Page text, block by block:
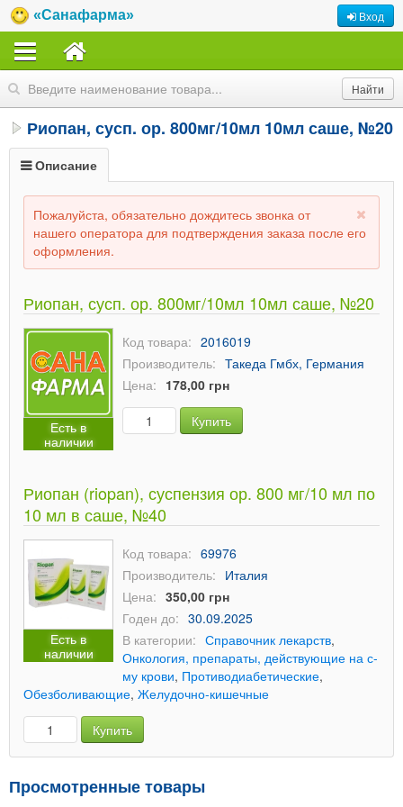
«Санафарма» Вход
Риопан, сусп. ор. 800мг/10мл 10мл саше, №20
Описание
Пожалуйста, обязательно дождитесь звонка от
нашего оператора для подтверждения заказа после его
оформления.
Риопан, сусп. ор. 800мг/10мл 10мл саше, №20
Есть в
наличии
Код товара: 2016019
Производитель: Такеда Гмбх, Германия
Цена: 178,00 грн
Купить
Риопан (riopan), суспензия ор. 800 мг/10 мл по
10 мл в саше, №40
Есть в
наличии
Код товара: 69976
Производитель: Италия
Цена: 350,00 грн
Годен до: 30.09.2025
В категории: Справочник лекарств,
Онкология, препараты, действующие на с-
му крови, Противодиабетические,
Обезболивающие, Желудочно-кишечные
Купить
Просмотренные товары